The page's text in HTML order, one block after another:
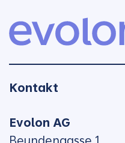
Kontakt
Evolon AG